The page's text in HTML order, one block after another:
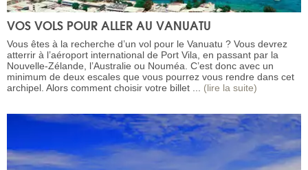
VOS VOLS POUR ALLER AU VANUATU
Vous êtes à la recherche d’un vol pour le Vanuatu ? Vous devrez
atterrir à l’aéroport international de Port Vila, en passant par la
Nouvelle-Zélande, l’Australie ou Nouméa. C’est donc avec un
minimum de deux escales que vous pourrez vous rendre dans cet
archipel. Alors comment choisir votre billet ... (lire la suite)